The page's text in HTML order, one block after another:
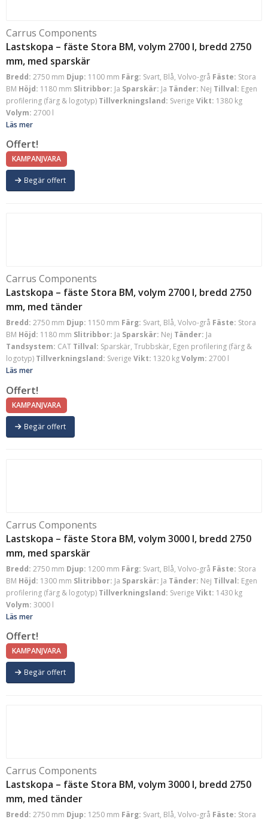
Carrus Components
Lastskopa – fäste Stora BM, volym 2700 l, bredd 2750
mm, med sparskär
Bredd: 2750 mm Djup: 1100 mm Färg: Svart, Blå, Volvo-grå Fäste: Stora
BM Höjd: 1180 mm Slitribbor: Ja Sparskär: Ja Tänder: Nej Tillval: Egen
profilering (färg & logotyp) Tillverkningsland: Sverige Vikt: 1380 kg
Volym: 2700 l
Läs mer
Offert!
KAMPANJVARA
Begär offert
Carrus Components
Lastskopa – fäste Stora BM, volym 2700 l, bredd 2750
mm, med tänder
Bredd: 2750 mm Djup: 1150 mm Färg: Svart, Blå, Volvo-grå Fäste: Stora
BM Höjd: 1180 mm Slitribbor: Ja Sparskär: Nej Tänder: Ja
Tandsystem: CAT Tillval: Sparskär, Trubbskär, Egen profilering (färg &
logotyp) Tillverkningsland: Sverige Vikt: 1320 kgVolym: 2700 l
Läs mer
Offert!
KAMPANJVARA
Begär offert
Carrus Components
Lastskopa – fäste Stora BM, volym 3000 l, bredd 2750
mm, med sparskär
Bredd: 2750 mm Djup: 1200 mm Färg: Svart, Blå, Volvo-grå Fäste: Stora
BM Höjd: 1300 mm Slitribbor: Ja Sparskär: Ja Tänder: Nej Tillval: Egen
profilering (färg & logotyp) Tillverkningsland: Sverige Vikt: 1430 kg
Volym: 3000 l
Läs mer
Offert!
KAMPANJVARA
Begär offert
Carrus Components
Lastskopa – fäste Stora BM, volym 3000 l, bredd 2750
mm, med tänder
Bredd: 2750 mm Djup: 1250 mm Färg: Svart, Blå, Volvo-grå Fäste: Stora